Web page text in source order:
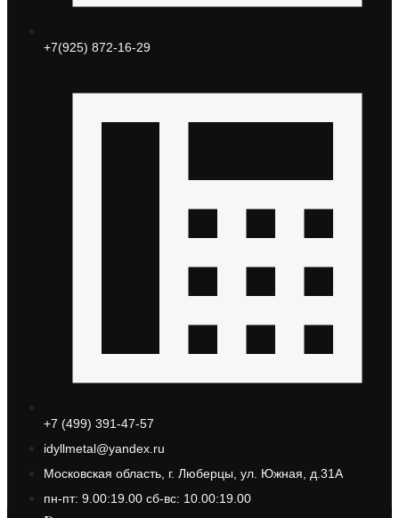
+7(925) 872-16-29
+7 (499) 391-47-57
idyllmetal@yandex.ru
Московская область, г. Люберцы, ул. Южная, д.31А
пн-пт: 9.00:19.00 сб-вс: 10.00:19.00